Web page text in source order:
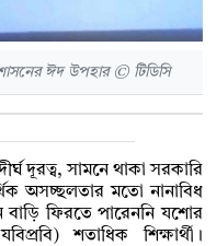
ঈদ উপহার © টিডিসি
দূরত্ব, সামনে থাকা সরকারি
অসচ্ছলতার মতো নানাবিধ
ফিরতে পারেননি যশোর
শতাধিক শিক্ষার্থী।